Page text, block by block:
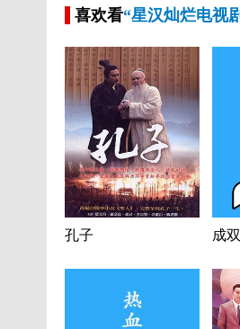
喜欢看“星汉灿烂电视
孔子 成